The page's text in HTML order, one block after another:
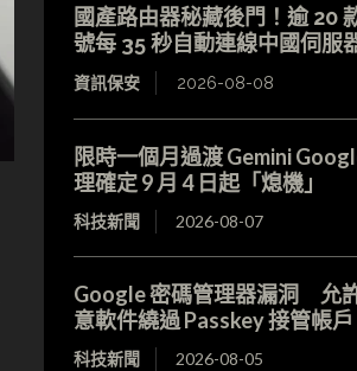
國產路由器秘藏後門！逾 20
號每 35 秒自動連線中國伺服
資訊保安 2026-08-08
限時一個月過渡 Gemini
理確定 9 月 4 日起「熄機」
科技新聞 2026-08-07
Google 密碼管理器漏洞 允
意軟件繞過 Passkey 接管帳戶
科技新聞 2026-08-05